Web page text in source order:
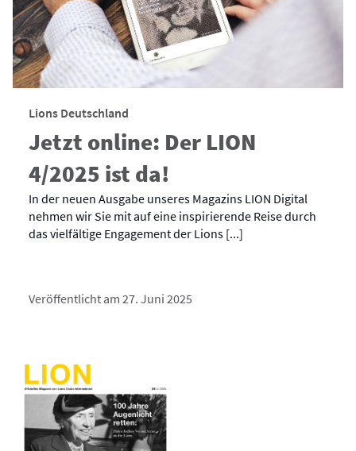
Lions Deutschland
Jetzt online: Der LION
4/2025 ist da!
In der neuen Ausgabe unseres Magazins LION Digital
nehmen wir Sie mit auf eine inspirierende Reise durch
das vielfältige Engagement der Lions [...]
Veröffentlicht am 27. Juni 2025